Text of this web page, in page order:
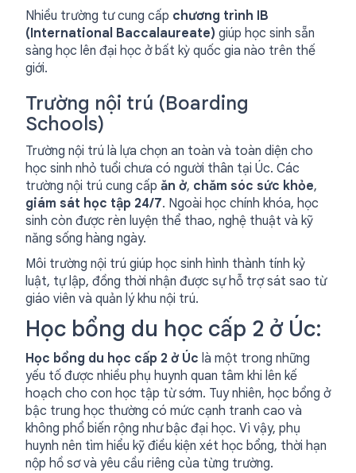
Nhiều trường tư cung cấp chương trình IB
(International Baccalaureate) giúp học sinh sẵn
sàng học lên đại học ở bất kỳ quốc gia nào trên thế
giới.
Trường nội trú (Boarding
Schools)
Trường nội trú là lựa chọn an toàn và toàn diện cho
học sinh nhỏ tuổi chưa có người thân tại Úc. Các
trường nội trú cung cấp ăn ở, chăm sóc sức khỏe,
giám sát học tập 24/7. Ngoài học chính khóa, học
sinh còn được rèn luyện thể thao, nghệ thuật và kỹ
năng sống hàng ngày.
Môi trường nội trú giúp học sinh hình thành tính kỷ
luật, tự lập, đồng thời nhận được sự hỗ trợ sát sao từ
giáo viên và quản lý khu nội trú.
Học bổng du học cấp 2 ở Úc:
Học bổng du học cấp 2 ở Úc là một trong những
yếu tố được nhiều phụ huynh quan tâm khi lên kế
hoạch cho con học tập từ sớm. Tuy nhiên, học bổng ở
bậc trung học thường có mức cạnh tranh cao và
không phổ biến rộng như bậc đại học. Vì vậy, phụ
huynh nên tìm hiểu kỹ điều kiện xét học bổng, thời hạn
nộp hồ sơ và yêu cầu riêng của từng trường.